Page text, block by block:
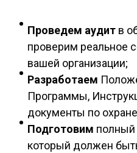
Проведем аудит в
проверим реальное
вашей организации;
Разработаем
Программы,
документы по
Подготовим полный
который должен